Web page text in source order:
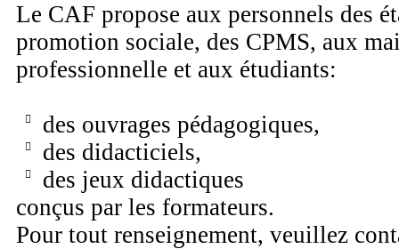
Le CAF propose aux personnels des
promotion sociale, des CPMS, aux
professionnelle et aux étudiants:
des ouvrages pédagogiques,
des didacticiels,
des jeux didactiques
conçus par les formateurs.
Pour tout renseignement, veuillez